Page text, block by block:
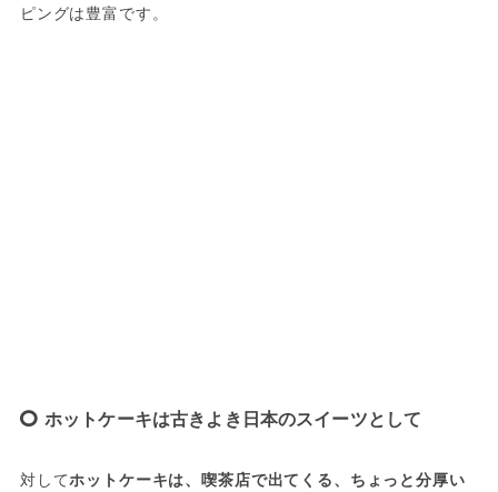
ピングは豊富です。
ホットケーキは古きよき日本のスイーツとして
対してホットケーキは、喫茶店で出てくる、ちょっと分厚い